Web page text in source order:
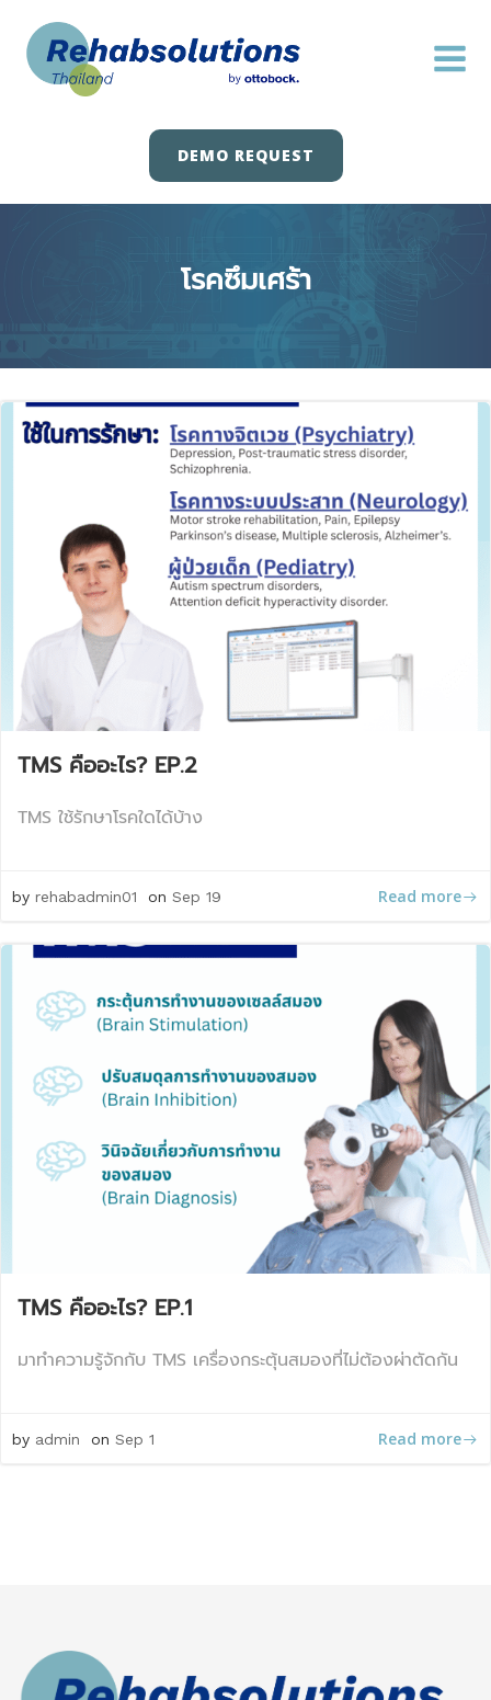
content
DEMO REQUEST
โรคซึมเศร้า
TMS คืออะไร? EP.2
TMS ใช้รักษาโรคใดได้บ้าง
by rehabadmin01 on Sep 19 Read more
TMS คืออะไร? EP.1
มาทำความรู้จักกับ TMS เครื่องกระตุ้นสมองที่ไม่ต้องผ่าตัดกัน
by admin on Sep 1 Read more